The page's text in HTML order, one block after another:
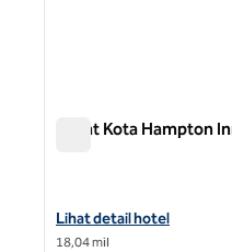
Pusat Kota Hampton
Pusat Kota Hampton
Lihat detail hotel untuk
Lihat detail hotel
18,04 mil